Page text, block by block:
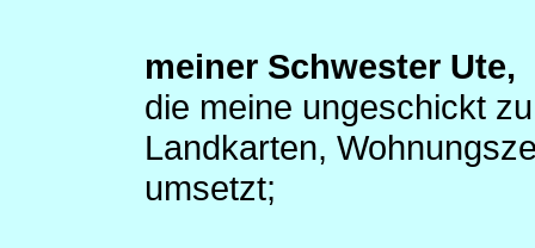
meiner Schwester Ute,
die meine ungeschickt
Landkarten,
umsetzt;